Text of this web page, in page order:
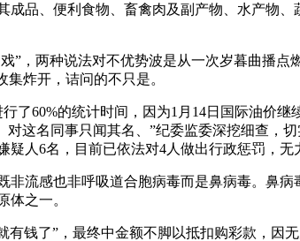
品、便利食物、畜禽肉及副产物、水产物
两种说法对不优势波是从一次岁暮曲播点
炸开，诘问的不只是。
60%的统计时间，因为1月14日国际油价继
这名同事只闻其名、”纪委监委深挖细查，
人6名，目前已依法对4人做出行政惩罚，无
感也非呼吸道合胞病毒而是鼻病毒。鼻病
体之一。
了”，最终中金额不脚以抵扣购彩款，因无